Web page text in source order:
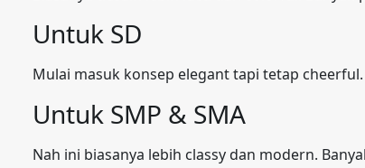
Untuk SD
Mulai masuk konsep elegant tapi tetap
Untuk SMP & SMA
Nah ini biasanya lebih classy dan modern.